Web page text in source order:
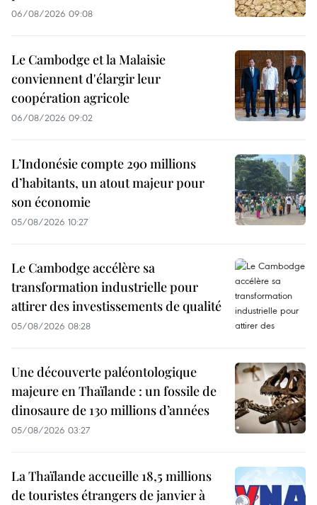
06/08/2026 09:08
Le Cambodge et la Malaisie
conviennent d'élargir leur
coopération agricole
06/08/2026 09:02
L’Indonésie compte 290 millions
d’habitants, un atout majeur pour
son économie
05/08/2026 10:27
Le Cambodge accélère sa
transformation industrielle pour
attirer des investissements de qualité
05/08/2026 08:28
Une découverte paléontologique
majeure en Thaïlande : un fossile de
dinosaure de 130 millions d’années
05/08/2026 03:27
La Thaïlande accueille 18,5 millions
de touristes étrangers de janvier à